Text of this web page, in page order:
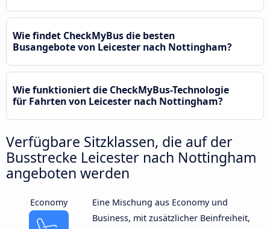
Wie findet CheckMyBus die besten
Busangebote von Leicester nach Nottingham?
Wie funktioniert die CheckMyBus-Technologie
für Fahrten von Leicester nach Nottingham?
Verfügbare Sitzklassen, die auf der
Busstrecke Leicester nach Nottingham
angeboten werden
Economy
Eine Mischung aus Economy und
Business, mit zusätzlicher Beinfreiheit,